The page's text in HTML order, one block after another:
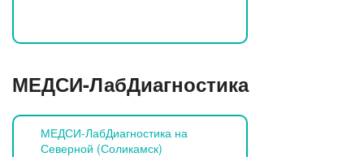
МЕДСИ-ЛабДиагностика
МЕДСИ-ЛабДиагностика на
Северной (Соликамск)